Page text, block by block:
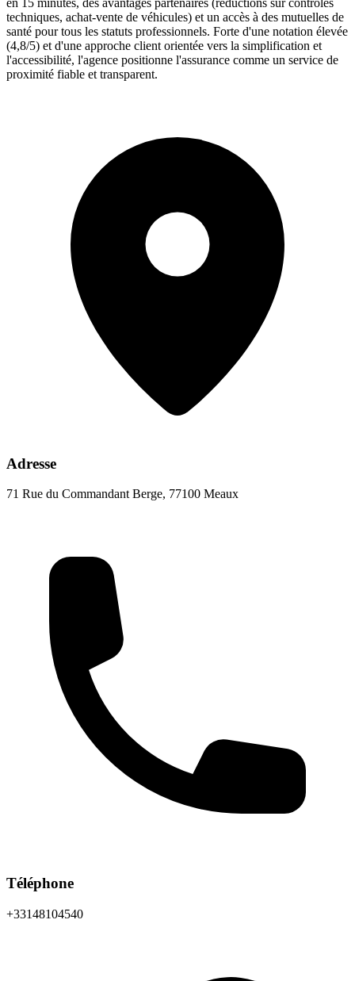
techniques, achat-vente de véhicules) et un accès à des mutuelles de
santé pour tous les statuts professionnels. Forte d'une notation élevée
(4,8/5) et d'une approche client orientée vers la simplification et
l'accessibilité, l'agence positionne l'assurance comme un service de
proximité fiable et transparent.
Adresse
71 Rue du Commandant Berge, 77100 Meaux
Téléphone
+33148104540